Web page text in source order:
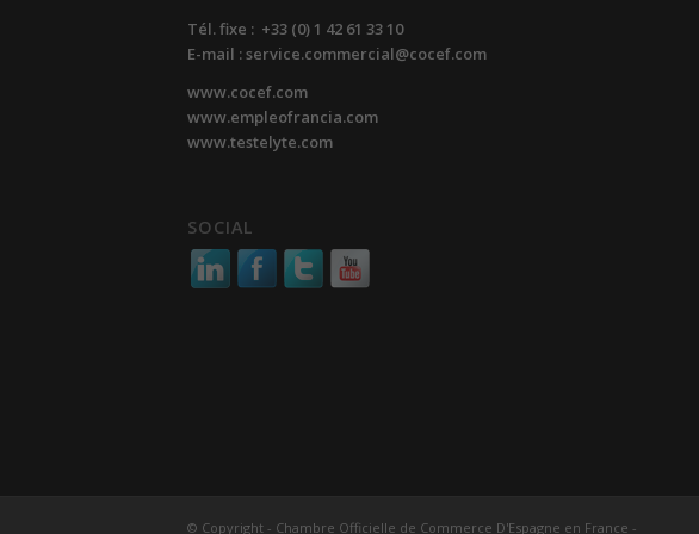
Tél. fixe : +33 (0) 1 42 61 33 10
E-mail : service.commercial@cocef.com
www.cocef.com
www.empleofrancia.com
www.testelyte.com
SOCIAL
© Copyright - Chambre Officielle de Commerce D'Espagne en France -